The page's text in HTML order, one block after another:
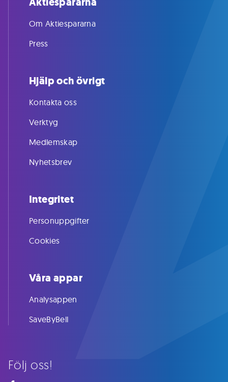
Följ oss!
Om Aktiespararna
Press
Hjälp och övrigt
Kontakta oss
Verktyg
Medlemskap
Nyhetsbrev
Integritet
Personuppgifter
Cookies
Våra appar
Analysappen
SaveByBell